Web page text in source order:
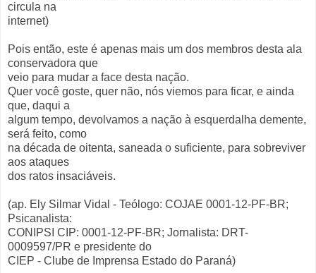
circula na
internet)
Pois então, este é apenas mais um dos membros desta ala
conservadora que
veio para mudar a face desta nação.
Quer você goste, quer não, nós viemos para ficar, e ainda
que, daqui a
algum tempo, devolvamos a nação à esquerdalha demente,
será feito, como
na década de oitenta, saneada o suficiente, para sobreviver
aos ataques
dos ratos insaciáveis.
(ap. Ely Silmar Vidal - Teólogo: COJAE 0001-12-PF-BR;
Psicanalista:
CONIPSI CIP: 0001-12-PF-BR; Jornalista: DRT-
0009597/PR e presidente do
CIEP - Clube de Imprensa Estado do Paraná)